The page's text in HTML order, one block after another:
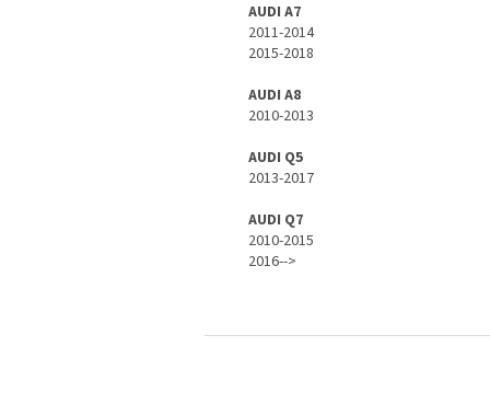
AUDI A7
2011-2014
2015-2018
AUDI A8
2010-2013
AUDI Q5
2013-2017
AUDI Q7
2010-2015
2016-->